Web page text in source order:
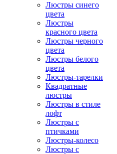
Люстры синего
цвета
Люстры
красного цвета
Люстры черного
цвета
Люстры белого
цвета
Люстры-тарелки
Квадратные
люстры
Люстры в стиле
лофт
Люстры с
птичками
Люстры-колесо
Люстры с